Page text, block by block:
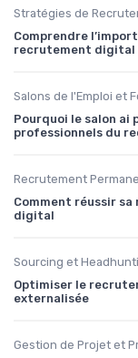
Stratégies de
Comprendre
recrutement digital
Salons de l'Emploi et
Pourquoi le salon ai
professionnels du
Recrutement
Comment réussir
digital
Sourcing et
Optimiser le
externalisée
Gestion de Projet et